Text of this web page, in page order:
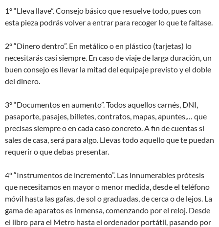
1º “Lleva llave”. Consejo básico que resuelve todo, pues con
esta pieza podrás volver a entrar para recoger lo que te faltase.
2º “Dinero dentro”. En metálico o en plástico (tarjetas) lo
necesitarás casi siempre. En caso de viaje de larga duración, un
buen consejo es llevar la mitad del equipaje previsto y el doble
del dinero.
3º “Documentos en aumento”. Todos aquellos carnés, DNI,
pasaporte, pasajes, billetes, contratos, mapas, apuntes,… que
precisas siempre o en cada caso concreto. A fin de cuentas si
sales de casa, será para algo. Llevas todo aquello que te puedan
requerir o que debas presentar.
4º “Instrumentos de incremento”. Las innumerables prótesis
que necesitamos en mayor o menor medida, desde el teléfono
móvil hasta las gafas, de sol o graduadas, de cerca o de lejos. La
gama de aparatos es inmensa, comenzando por el reloj. Desde
el libro para el Metro hasta el ordenador portátil, pasando por